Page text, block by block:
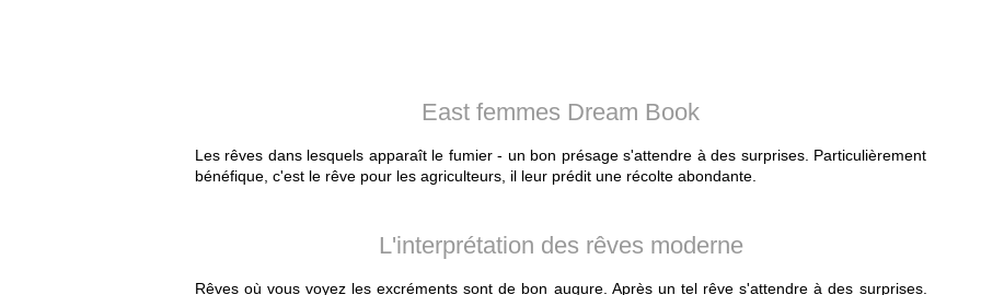
East femmes Dream Book
Les rêves dans lesquels apparaît le fumier - un bon présage s'attendre à des surprises. Particulièrement
bénéfique, c'est le rêve pour les agriculteurs, il leur prédit une récolte abondante.
L'interprétation des rêves moderne
Rêves où vous voyez les excréments sont de bon augure. Après un tel rêve s'attendre à des surprises.